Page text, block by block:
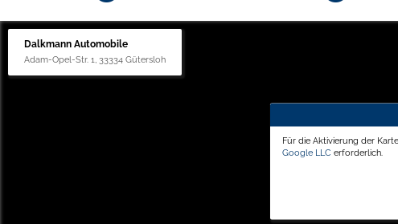
Dalkmann Automobile
Adam-Opel-Str. 1, 33334 Gütersloh
Für die Aktivierung der
Google LLC erforderlich.